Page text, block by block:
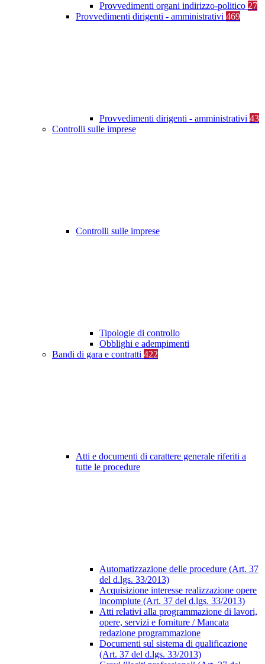
Provvedimenti organi indirizzo-politico 27
Provvedimenti dirigenti - amministrativi 469
Provvedimenti dirigenti - amministrativi 43
Controlli sulle imprese
Controlli sulle imprese
Tipologie di controllo
Obblighi e adempimenti
Bandi di gara e contratti 422
Atti e documenti di carattere generale riferiti a
tutte le procedure
Automatizzazione delle procedure (Art. 37
del d.lgs. 33/2013)
Acquisizione interesse realizzazione opere
incompiute (Art. 37 del d.lgs. 33/2013)
Atti relativi alla programmazione di lavori,
opere, servizi e forniture / Mancata
redazione programmazione
Documenti sul sistema di qualificazione
(Art. 37 del d.lgs. 33/2013)